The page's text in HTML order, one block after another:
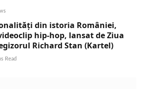
din istoria României,
hip-hop, lansat de Ziua
Richard Stan (Kartel)
Read